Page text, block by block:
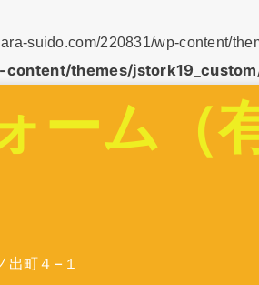
suido.com/220831/wp-content/
themes/